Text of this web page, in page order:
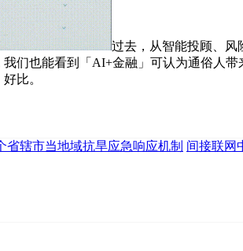
过去，从智能投顾、风
们也能看到「AI+金融」可认为通俗人
比。
省辖市当地域抗旱应急响应机制 间接联网